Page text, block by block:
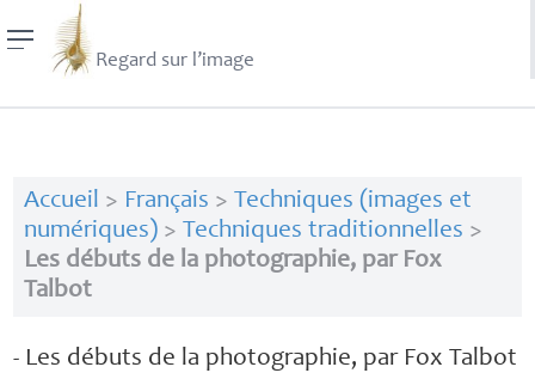
Regard sur l’image
Accueil > Français > Techniques (images et
numériques)> Techniques traditionnelles >
Les débuts de la photographie, par Fox
Talbot
- Les débuts de la photographie, par Fox Talbot